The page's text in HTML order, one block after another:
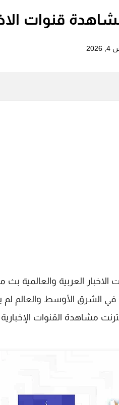
الاخبار العربية
في الشرق الأوسط والعالم
مشاهدة القنوات